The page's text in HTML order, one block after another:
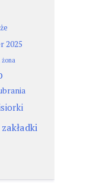
2025
żona
zakładki